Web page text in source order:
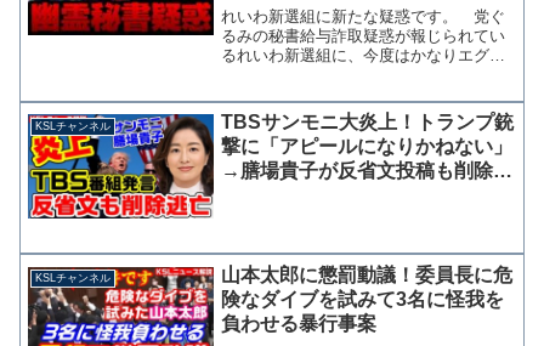
展開【KSLチャンネル】
れいわ新選組に新たな疑惑です。 党ぐ
るみの秘書給与詐取疑惑が報じられてい
るれいわ新選組に、今度はかなりエグイ
「秘書問題」が浮上 大石晃子氏の“元相
棒”櫛渕万里前衆院議員の...
KSLチャンネル
TBSサンモニ大炎上！トランプ銃
撃に「アピールになりかねない」
→膳場貴子が反省文投稿も削除逃
KSLチャンネル
山本太郎に懲罰動議！委員長に危
険なダイブを試みて3名に怪我を
負わせる暴行事案